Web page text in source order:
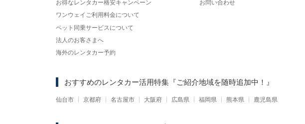
お得なレンタカー格安キャンペーン
ワンウェイご利用料金について
ペット同乗サービスについて
法人のお客さまへ
海外のレンタカー予約
お問い合わせ
おすすめのレンタカー活用特集 『ご紹介地域を随時追加中！』
仙台市 京都府 名古屋市 大阪府 広島県 福岡県 熊本県 鹿児島県